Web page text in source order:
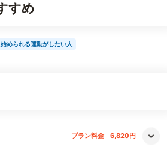
すめ
められる運動がしたい人
プラン料金 6,820円